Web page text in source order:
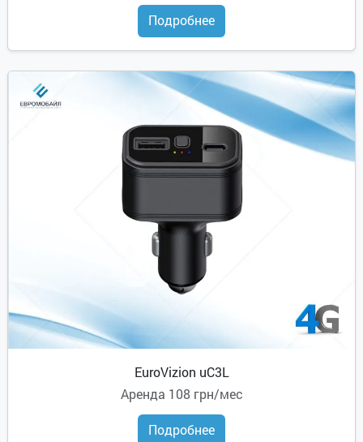
Подробнее
EuroVizion uC3L
Аренда 108 грн/мес
Подробнее